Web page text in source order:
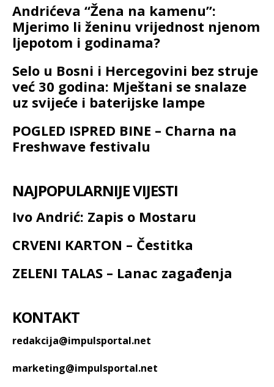
Andrićeva “Žena na kamenu”:
Mjerimo li ženinu vrijednost njenom
ljepotom i godinama?
Selo u Bosni i Hercegovini bez struje
već 30 godina: Mještani se snalaze
uz svijeće i baterijske lampe
POGLED ISPRED BINE – Charna na
Freshwave festivalu
NAJPOPULARNIJE VIJESTI
Ivo Andrić: Zapis o Mostaru
CRVENI KARTON – Čestitka
ZELENI TALAS – Lanac zagađenja
KONTAKT
redakcija@impulsportal.net
marketing@impulsportal.net